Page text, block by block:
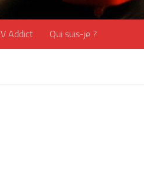
Addict Qui suis-je ?